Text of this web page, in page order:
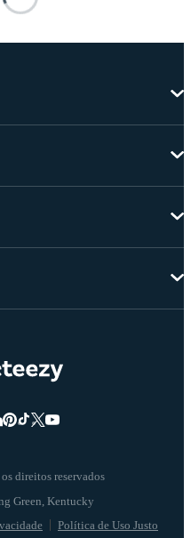
direitos reservados
Política de Uso Justo